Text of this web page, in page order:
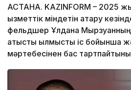
АСТАНА. KAZINFORM – 2025
қызметтік міндетін атқару
фельдшер Ұлдана Мырзуанның
қатысты қылмыстық іс бойынша
мәртебесінен бас